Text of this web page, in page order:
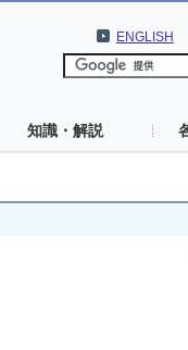
ENGLISH
知識・解説